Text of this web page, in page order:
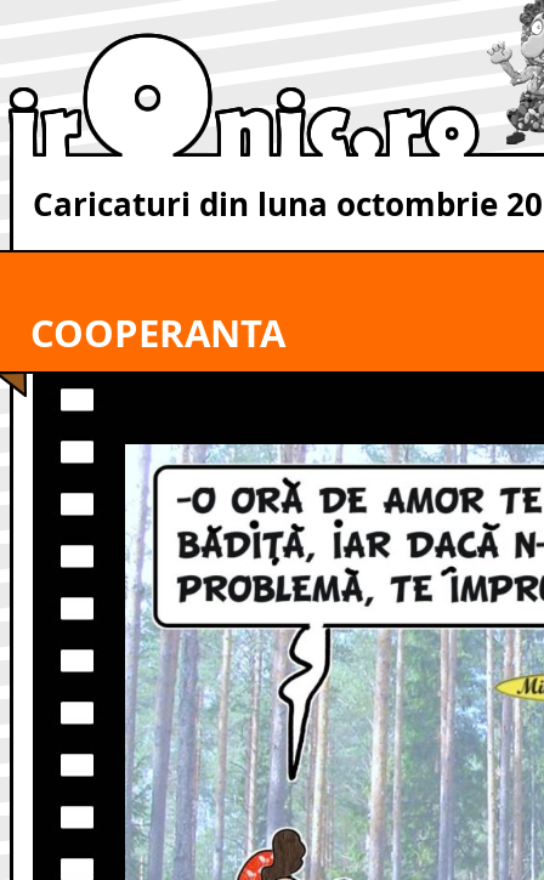
Caricaturi din luna octombrie
COOPERANTA